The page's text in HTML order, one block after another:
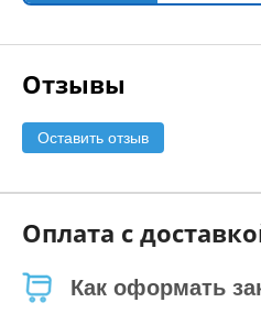
Отзывы
Оставить отзыв
Оплата с
Как оформать